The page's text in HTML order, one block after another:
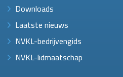
Downloads
Laatste nieuws
NVKL-bedrijvengids
NVKL-lidmaatschap